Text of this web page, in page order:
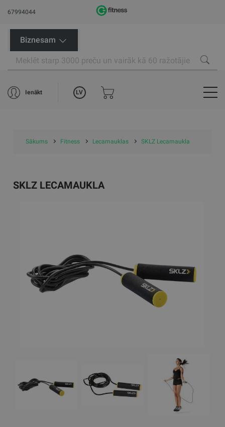
67994044
Biznesam
Ienākt LV
Sākums Fitness Lecamauklas SKLZ Lecamaukla
SKLZ LECAMAUKLA